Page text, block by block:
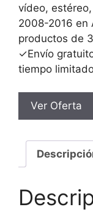
vídeo,
2008-2016 en
productos de
✓Envío
tiempo
Ver Oferta